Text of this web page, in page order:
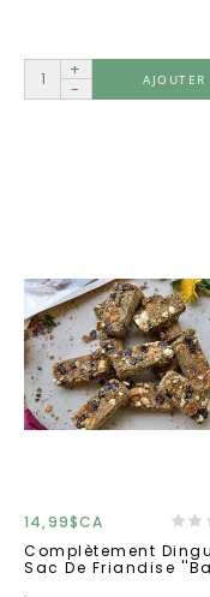
+
-
AJOUTER
14,99$CA
Complètement
Sac De Friandise